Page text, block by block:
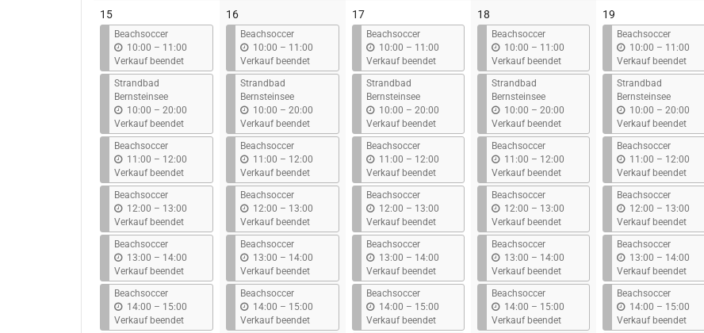
15
Beachsoccer
10:00 – b
i
s
11:00
Verkauf beendet
Strandbad
Bernsteinsee
10:00 – b
i
s
20:00
Verkauf beendet
Beachsoccer
11:00 – b
i
s
12:00
Verkauf beendet
Beachsoccer
12:00 – b
i
s
13:00
Verkauf beendet
Beachsoccer
13:00 – b
i
s
14:00
Verkauf beendet
Beachsoccer
14:00 – b
i
15:00
Verkauf beendet
16
Beachsoccer
10:00 – b
i
s
11:00
Verkauf beendet
Strandbad
Bernsteinsee
10:00 – b
i
s
20:00
Verkauf beendet
Beachsoccer
11:00 – b
i
s
12:00
Verkauf beendet
Beachsoccer
12:00 – b
i
s
13:00
Verkauf beendet
Beachsoccer
13:00 – b
i
s
14:00
Verkauf beendet
Beachsoccer
14:00 – b
i
15:00
Verkauf beendet
17
Beachsoccer
10:00 – b
i
s
11:00
Verkauf beendet
Strandbad
Bernsteinsee
10:00 – b
i
s
20:00
Verkauf beendet
Beachsoccer
11:00 – b
i
s
12:00
Verkauf beendet
Beachsoccer
12:00 – b
i
s
13:00
Verkauf beendet
Beachsoccer
13:00 – b
i
s
14:00
Verkauf beendet
Beachsoccer
14:00 – b
i
15:00
Verkauf beendet
18
Beachsoccer
10:00 – b
i
s
11:00
Verkauf beendet
Strandbad
Bernsteinsee
10:00 – b
i
s
20:00
Verkauf beendet
Beachsoccer
11:00 – b
i
s
12:00
Verkauf beendet
Beachsoccer
12:00 – b
i
s
13:00
Verkauf beendet
Beachsoccer
13:00 – b
i
s
14:00
Verkauf beendet
Beachsoccer
14:00 – b
i
15:00
Verkauf beendet
19
Beachsoccer
10:00 – b
i
s
11:00
Verkauf beendet
Strandbad
Bernsteinsee
10:00 – b
i
s
20:00
Verkauf beendet
Beachsoccer
11:00 – b
i
s
12:00
Verkauf beendet
Beachsoccer
12:00 – b
i
s
13:00
Verkauf beendet
Beachsoccer
13:00 – b
i
s
14:00
Verkauf beendet
Beachsoccer
14:00 – b
i
15:00
Verkauf beendet